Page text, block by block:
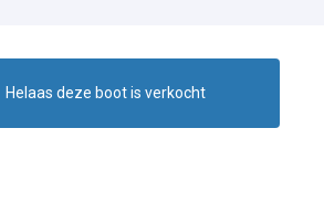
Helaas deze boot is verkocht